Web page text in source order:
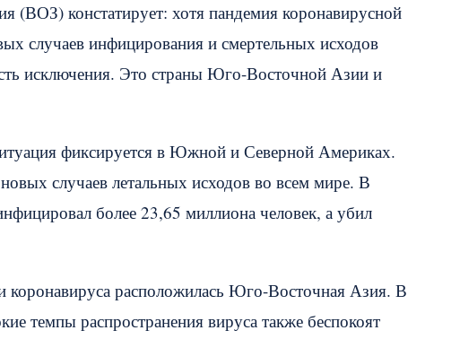
(ВОЗ) констатирует: хотя пандемия коронавирусной
случаев инфицирования и смертельных исходов
исключения. Это страны Юго-Восточной Азии и
фиксируется в Южной и Северной Америках.
случаев летальных исходов во всем мире. В
более 23,65 миллиона человек, а убил
коронавируса расположилась Юго-Восточная Азия. В
темпы распространения вируса также беспокоят